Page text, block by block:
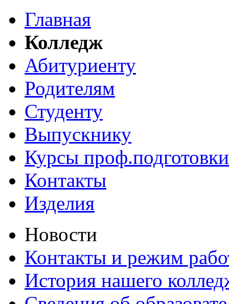
Главная
Колледж
Абитуриенту
Родителям
Студенту
Выпускнику
Курсы проф.подготовки
Контакты
Изделия
Новости
Контакты и режим
История нашего